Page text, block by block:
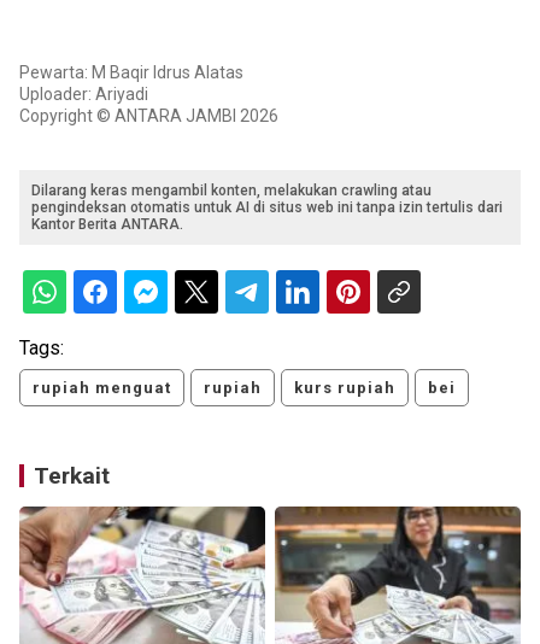
Pewarta: M Baqir Idrus Alatas
Uploader: Ariyadi
Copyright © ANTARA JAMBI 2026
Dilarang keras mengambil konten, melakukan crawling atau
pengindeksan otomatis untuk AI di situs web ini tanpa izin tertulis dari
Kantor Berita ANTARA.
Tags:
rupiah menguat rupiah kurs rupiah bei
Terkait